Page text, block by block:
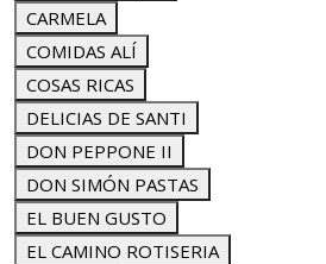
CARMELA
COMIDAS ALÍ
COSAS RICAS
DELICIAS DE SANTI
DON PEPPONE II
DON SIMÓN PASTAS
EL BUEN GUSTO
EL CAMINO ROTISERIA